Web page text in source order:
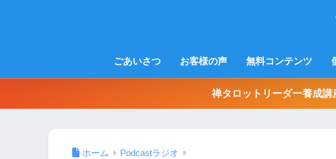
ごあいさつ お客様の声 無料コンテンツ
禅タロットリーダー養成講
ホーム Podcastラジオ